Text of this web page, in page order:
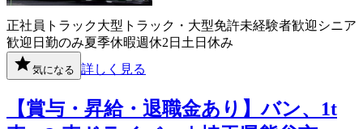
正社員 トラック大型トラック・大型免許未経験者歓迎 シニア
歓迎 日勤のみ夏季休暇週休2日 土日休み
気になる 詳しく見る
【賞与・昇給・退職金あり】バン、1t